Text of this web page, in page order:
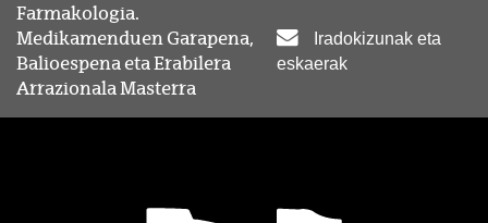
Farmakologia.
Medikamenduen Garapena,
Balioespena eta Erabilera
Arrazionala Masterra
Iradokizunak eta
eskaerak